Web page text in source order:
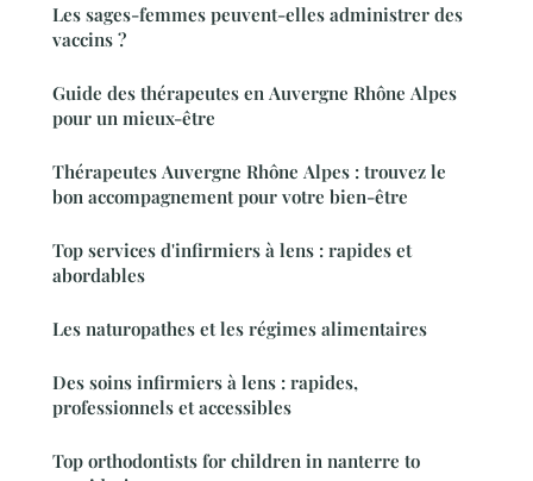
Les sages-femmes peuvent-elles administrer des
vaccins ?
Guide des thérapeutes en Auvergne Rhône Alpes
pour un mieux-être
Thérapeutes Auvergne Rhône Alpes : trouvez le
bon accompagnement pour votre bien-être
Top services d'infirmiers à lens : rapides et
abordables
Les naturopathes et les régimes alimentaires
Des soins infirmiers à lens : rapides,
professionnels et accessibles
Top orthodontists for children in nanterre to